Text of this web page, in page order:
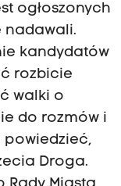
ogłoszonych
nadawali.
kandydatów
rozbicie
walki o
do rozmów i
powiedzieć,
Droga.